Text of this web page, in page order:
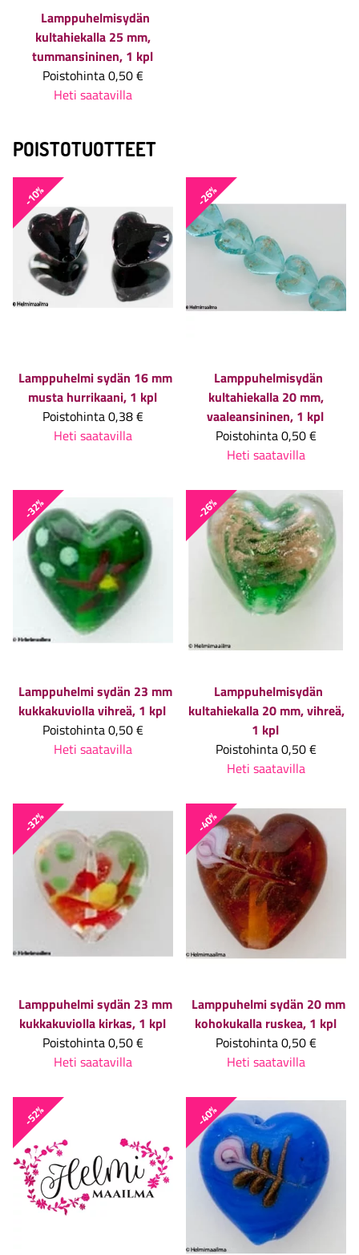
Lamppuhelmisydän
kultahiekalla 25 mm,
tummansininen, 1 kpl
Poistohinta0,50 €
Heti saatavilla
POISTOTUOTTEET
-10%
Lamppuhelmi sydän 16 mm
musta hurrikaani, 1 kpl
Poistohinta0,38 €
Heti saatavilla
-26%
Lamppuhelmisydän
kultahiekalla 20 mm,
vaaleansininen, 1 kpl
Poistohinta0,50 €
Heti saatavilla
-32%
Lamppuhelmi sydän 23 mm
kukkakuviolla vihreä, 1 kpl
Poistohinta0,50 €
Heti saatavilla
-26%
Lamppuhelmisydän
kultahiekalla 20 mm, vihreä,
1 kpl
Poistohinta0,50 €
Heti saatavilla
-32%
Lamppuhelmi sydän 23 mm
kukkakuviolla kirkas, 1 kpl
Poistohinta0,50 €
Heti saatavilla
-40%
Lamppuhelmi sydän 20 mm
kohokukalla ruskea, 1 kpl
Poistohinta0,50 €
Heti saatavilla
-52% -40%